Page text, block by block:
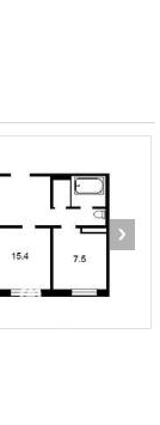
›